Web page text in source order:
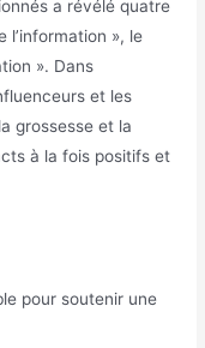
a révélé quatre
l’information », le
». Dans
et les
grossesse et la
à la fois positifs et
pour soutenir une